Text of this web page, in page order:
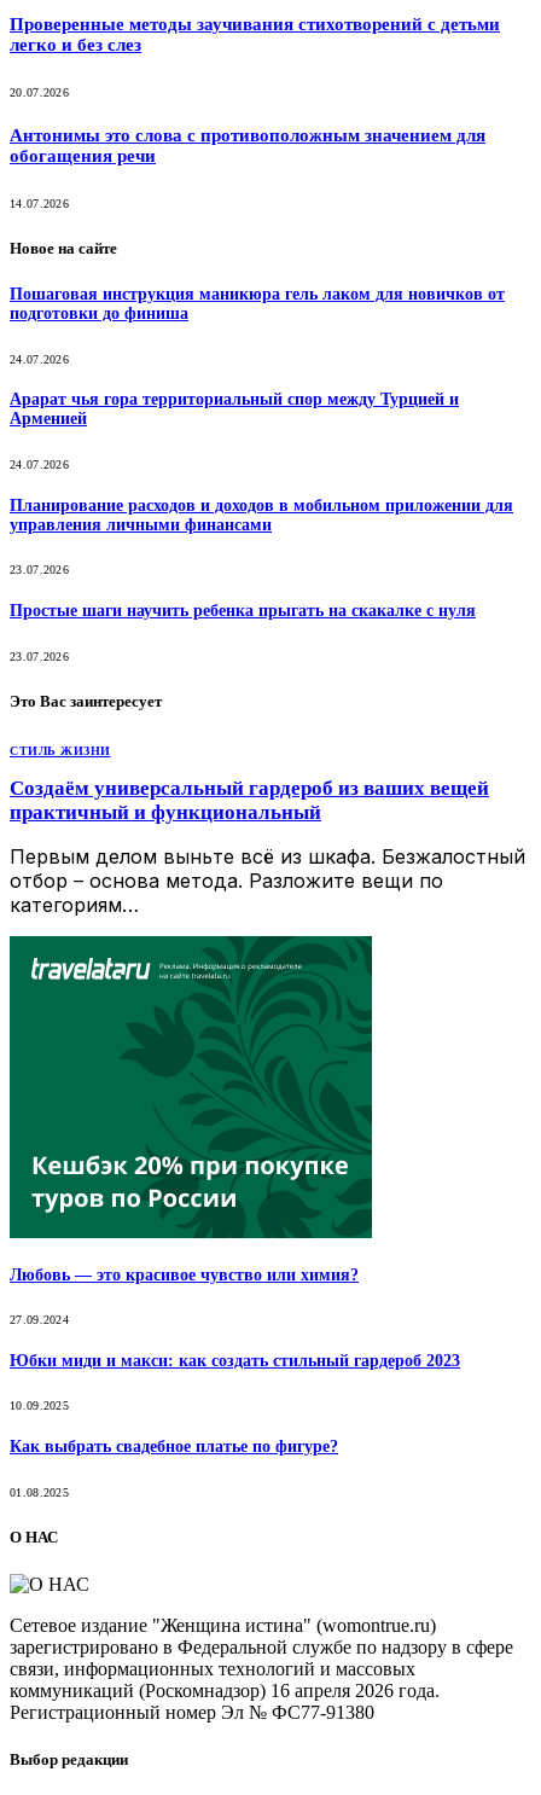
Проверенные методы заучивания стихотворений с детьми
легко и без слез
20.07.2026
Антонимы это слова с противоположным значением для
обогащения речи
14.07.2026
Новое на сайте
Пошаговая инструкция маникюра гель лаком для новичков от
подготовки до финиша
24.07.2026
Арарат чья гора территориальный спор между Турцией и
Арменией
24.07.2026
Планирование расходов и доходов в мобильном приложении для
управления личными финансами
23.07.2026
Простые шаги научить ребенка прыгать на скакалке с нуля
23.07.2026
Это Вас заинтересует
СТИЛЬ ЖИЗНИ
Создаём универсальный гардероб из ваших вещей
практичный и функциональный
Первым делом выньте всё из шкафа. Безжалостный
отбор – основа метода. Разложите вещи по
категориям…
Любовь — это красивое чувство или химия?
27.09.2024
Юбки миди и макси: как создать стильный гардероб 2023
10.09.2025
Как выбрать свадебное платье по фигуре?
01.08.2025
О НАС
Сетевое издание "Женщина истина" (womontrue.ru)
зарегистрировано в Федеральной службе по надзору в сфере
связи, информационных технологий и массовых
коммуникаций (Роскомнадзор) 16 апреля 2026 года.
Регистрационный номер Эл № ФС77-91380
Выбор редакции